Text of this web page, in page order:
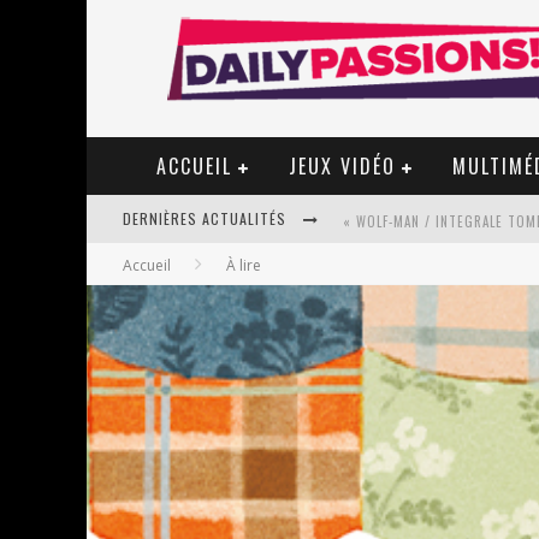
ACCUEIL JEUX VIDÉO
DERNIÈRES ACTUALITÉS « WOLF-MAN / INTEGRALE
« MON VILLAGE RÉVOLTÉ » -
STAR FOX
PSYRIVER 2026 : LA MAGIE
« MOFUSAND / PARLER
Accueil À lire